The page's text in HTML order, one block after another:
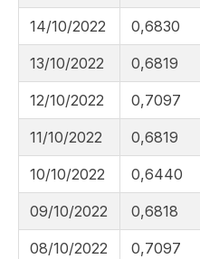
14/10/2022 0,6830
13/10/2022 0,6819
12/10/2022 0,7097
11/10/2022 0,6819
10/10/2022 0,6440
09/10/2022 0,6818
08/10/2022 0,7097